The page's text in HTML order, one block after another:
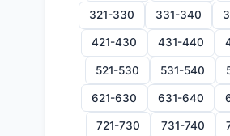
321-330 331-340
421-430 431-440
521-530 531-540
621-630 631-640
721-730 731-740